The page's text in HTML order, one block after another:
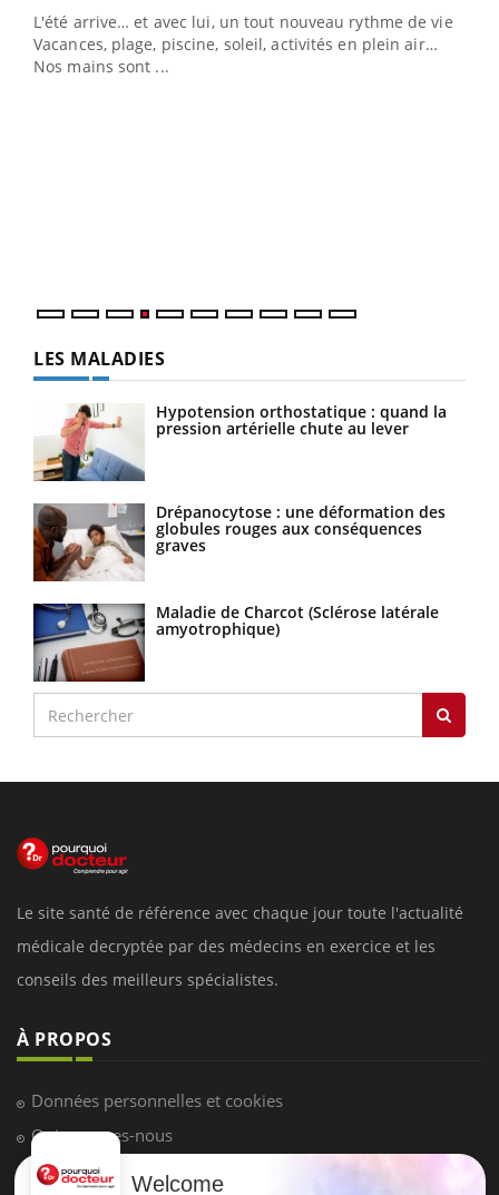
L'été arrive… et avec lui, un tout nouveau rythme de vie !
Vacances, plage, piscine, soleil, activités en plein air…
Nos mains sont ...
LES MALADIES
Hypotension orthostatique : quand la
pression artérielle chute au lever
Drépanocytose : une déformation des
globules rouges aux conséquences
graves
Maladie de Charcot (Sclérose latérale
amyotrophique)
Le site santé de référence avec chaque jour toute l'actualité
médicale decryptée par des médecins en exercice et les
conseils des meilleurs spécialistes.
À PROPOS
Données personnelles et cookies
Qui sommes-nous
Conditions d'utilisation
Welcome